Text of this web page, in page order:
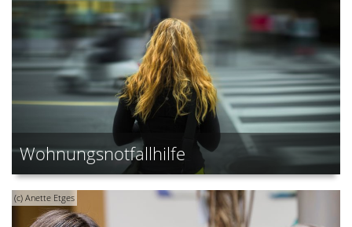
Wohnungsnotfallhilfe
(c) Anette Etges